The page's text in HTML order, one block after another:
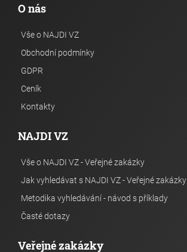
O nás
Vše o NAJDI VZ
Obchodní podmínky
GDPR
Ceník
Kontakty
NAJDI VZ
Vše o NAJDI VZ - Veřejné zakázky
Jak vyhledávat s NAJDI VZ - Veřejné zakázky
Metodika vyhledávání - návod s příklady
Časté dotazy
Veřejné zakázky